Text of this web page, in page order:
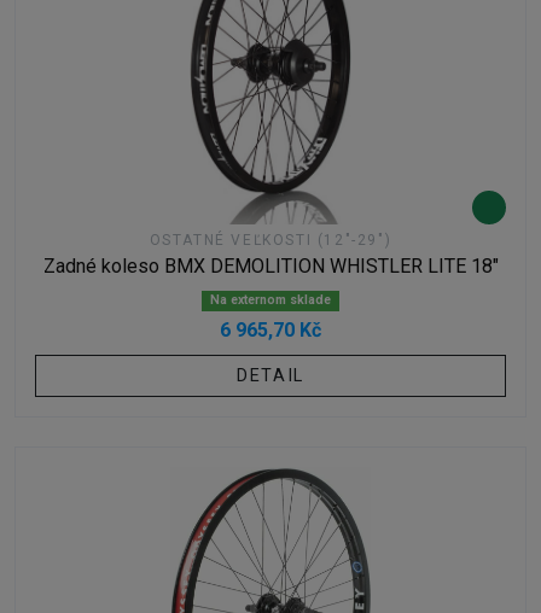
OSTATNÉ VEĽKOSTI (12"-29")
Zadné koleso BMX DEMOLITION WHISTLER LITE 18"
Na externom sklade
6 965,70 Kč
DETAIL